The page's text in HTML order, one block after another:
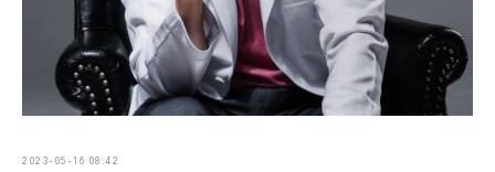
2023-05-16 08:42